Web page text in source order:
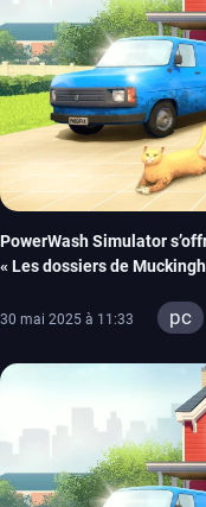
PowerWash Simulator
« Les dossiers de
30 mai 2025 à 11:33 pc